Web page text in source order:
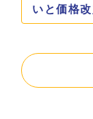
いと価格